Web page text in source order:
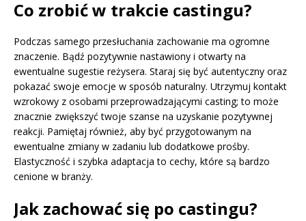
Co zrobić w trakcie castingu?
Podczas samego przesłuchania zachowanie ma ogromne
znaczenie. Bądź pozytywnie nastawiony i otwarty na
ewentualne sugestie reżysera. Staraj się być autentyczny oraz
pokazać swoje emocje w sposób naturalny. Utrzymuj kontakt
wzrokowy z osobami przeprowadzającymi casting; to może
znacznie zwiększyć twoje szanse na uzyskanie pozytywnej
reakcji. Pamiętaj również, aby być przygotowanym na
ewentualne zmiany w zadaniu lub dodatkowe prośby.
Elastyczność i szybka adaptacja to cechy, które są bardzo
cenione w branży.
Jak zachować się po castingu?